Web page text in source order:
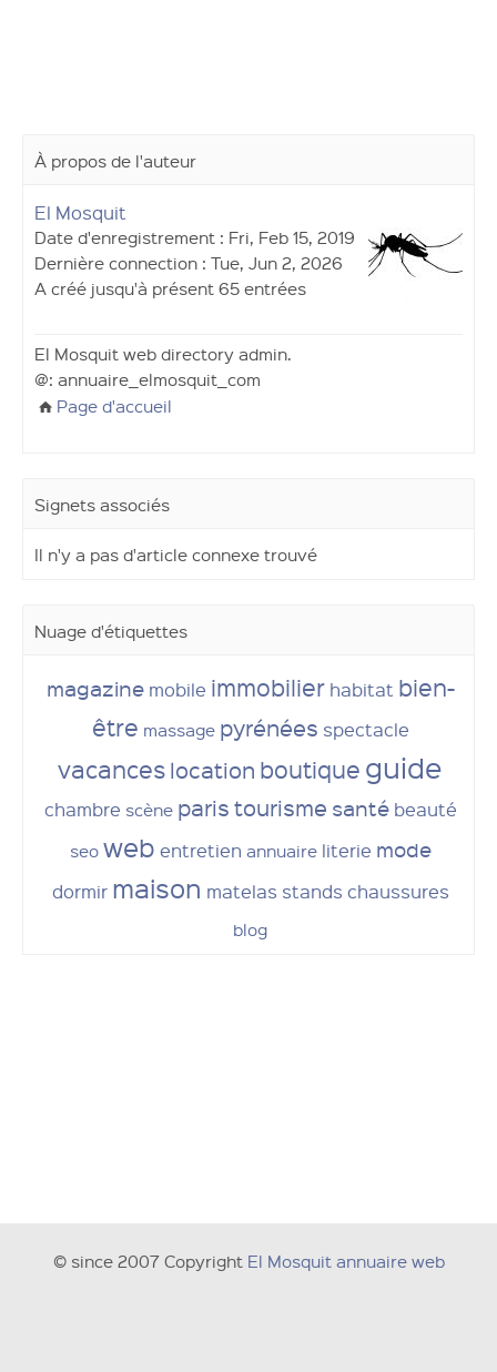
À propos de l'auteur
El Mosquit
Date d'enregistrement : Fri, Feb 15, 2019
Dernière connection : Tue, Jun 2, 2026
A créé jusqu'à présent 65 entrées
El Mosquit web directory admin.
@: annuaire_elmosquit_com
Page d'accueil
Signets associés
Il n'y a pas d'article connexe trouvé
Nuage d'étiquettes
magazine mobile immobilier habitat bien-
être massage pyrénées spectacle
vacanceslocation boutique guide
chambre scène paristourisme santé beauté
seo web entretien annuaire literie mode
dormir maison matelas stands chaussures
blog
© since 2007 Copyright El Mosquit annuaire web